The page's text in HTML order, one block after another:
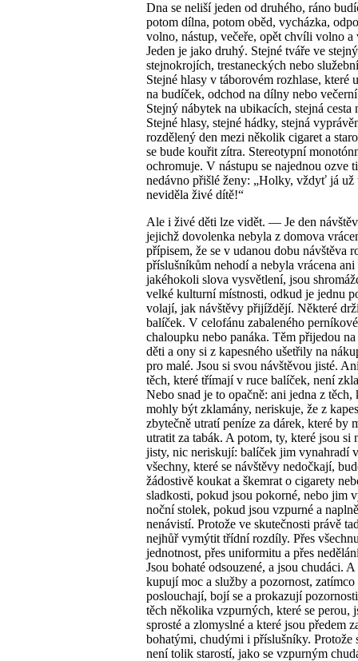
Dna se neliší jeden od druhého, ráno
potom dílna, potom oběd, vycházka,
volno, nástup, večeře, opět chvíli volno a
Jeden je jako druhý. Stejné tváře ve
stejnokrojích, trestaneckých nebo
Stejné hlasy v táborovém rozhlase, které
na budíček, odchod na dílny nebo
Stejný nábytek na ubikacích, stejná cesta
Stejné hlasy, stejné hádky, stejná
rozdělený den mezi několik cigaret a
se bude kouřit zítra. Stereotypní
ochromuje. V nástupu se najednou ozve
nedávno přišlé ženy: „Holky, vždyť já už
neviděla živé dítě!“
Ale i živé děti lze vidět. — Je den
jejichž dovolenka nebyla z domova
přípisem, že se v udanou dobu návštěva
příslušníkům nehodí a nebyla vrácena ani
jakéhokoli slova vysvětlení, jsou
velké kulturní místnosti, odkud je jednu
volají, jak návštěvy přijíždějí. Některé
balíček. V celofánu zabaleného
chaloupku nebo panáka. Těm přijedou
děti a ony si z kapesného ušetřily na
pro malé. Jsou si svou návštěvou jisté.
těch, které třímají v ruce balíček, není
Nebo snad je to opačně: ani jedna z těch,
mohly být zklamány, neriskuje, že z
zbytečně utratí peníze za dárek, které by
utratit za tabák. A potom, ty, které jsou si
jisty, nic neriskují: balíček jim vynahradí
všechny, které se návštěvy nedočkají,
žádostivě koukat a škemrat o cigarety
sladkosti, pokud jsou pokorné, nebo jim
noční stolek, pokud jsou vzpurné a
nenávistí. Protože ve skutečnosti právě
nejhůř vymýtit třídní rozdíly. Přes
jednotnost, přes uniformitu a přes
Jsou bohaté odsouzené, a jsou chudáci.
kupují moc a služby a pozornost, zatímco
poslouchají, bojí se a prokazují
těch několika vzpurných, které se perou,
sprosté a zlomyslné a které jsou předem
bohatými, chudými i příslušníky. Protože
není tolik starostí, jako se vzpurným